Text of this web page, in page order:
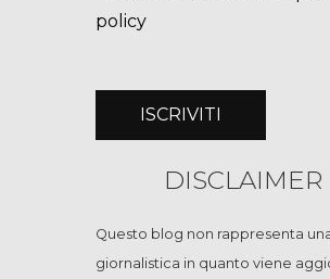
policy
DISCLAIMER
Questo blog non rappresenta
giornalistica in quanto viene